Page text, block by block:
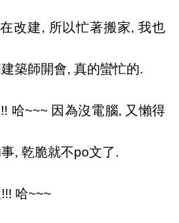
改建, 所以忙著搬家, 我也
築師開會, 真的蠻忙的.
哈~~~ 因為沒電腦, 又懶得
, 乾脆就不po文了.
哈~~~